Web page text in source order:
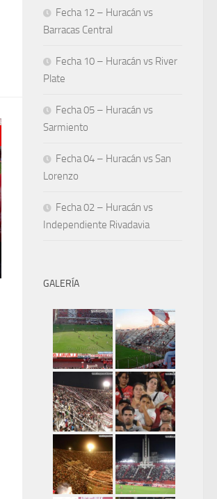
Fecha 12 – Huracán vs
Barracas Central
Fecha 10 – Huracán vs River
Plate
Fecha 05 – Huracán vs
Sarmiento
Fecha 04 – Huracán vs San
Lorenzo
Fecha 02 – Huracán vs
Independiente Rivadavia
GALERÍA